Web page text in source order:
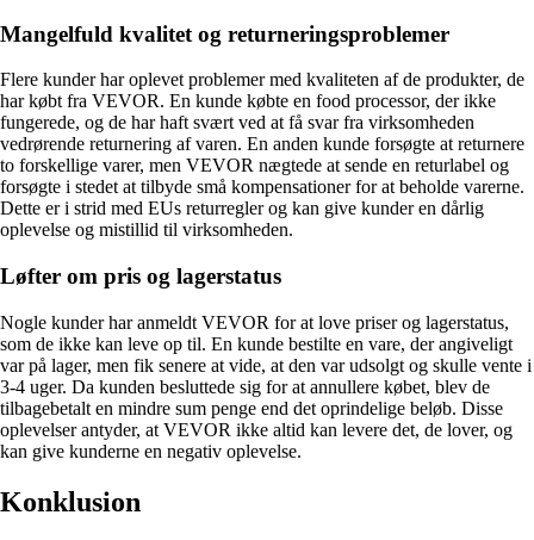
Mangelfuld kvalitet og returneringsproblemer
Flere kunder har oplevet problemer med kvaliteten af de produkter, de
har købt fra VEVOR. En kunde købte en food processor, der ikke
fungerede, og de har haft svært ved at få svar fra virksomheden
vedrørende returnering af varen. En anden kunde forsøgte at returnere
to forskellige varer, men VEVOR nægtede at sende en returlabel og
forsøgte i stedet at tilbyde små kompensationer for at beholde varerne.
Dette er i strid med EUs returregler og kan give kunder en dårlig
oplevelse og mistillid til virksomheden.
Løfter om pris og lagerstatus
Nogle kunder har anmeldt VEVOR for at love priser og lagerstatus,
som de ikke kan leve op til. En kunde bestilte en vare, der angiveligt
var på lager, men fik senere at vide, at den var udsolgt og skulle vente i
3-4 uger. Da kunden besluttede sig for at annullere købet, blev de
tilbagebetalt en mindre sum penge end det oprindelige beløb. Disse
oplevelser antyder, at VEVOR ikke altid kan levere det, de lover, og
kan give kunderne en negativ oplevelse.
Konklusion